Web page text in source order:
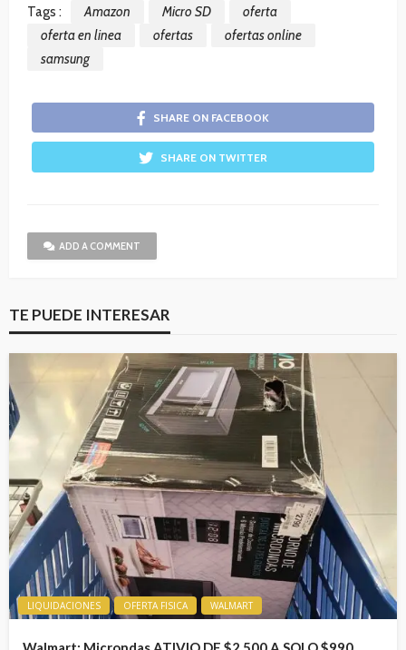
Tags : Amazon Micro SD
oferta
oferta en linea
ofertas
ofertas online
samsung
SHARE ON FACEBOOK
SHARE ON TWITTER
ADD A COMMENT
TE PUEDE INTERESAR
LIQUIDACIONES OFERTA FISICA WALMART